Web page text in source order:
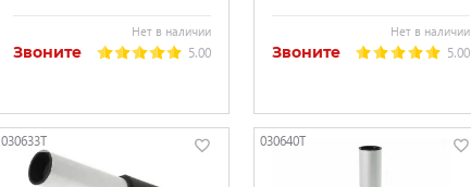
Нет в наличии
Звоните 5.00
Нет в наличии
Звоните 5.00
030633T 030640T